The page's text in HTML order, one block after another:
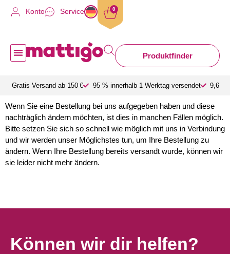
Konto Service 0
Produktfinder
Gratis Versand ab 150 € 95 % innerhalb 1 Werktag versendet 9,6
Wenn Sie eine Bestellung bei uns aufgegeben haben und diese
nachträglich ändern möchten, ist dies in manchen Fällen möglich.
Bitte setzen Sie sich so schnell wie möglich mit uns in Verbindung
und wir werden unser Möglichstes tun, um Ihre Bestellung zu
ändern. Wenn Ihre Bestellung bereits versandt wurde, können wir
sie leider nicht mehr ändern.
Können wir dir helfen?